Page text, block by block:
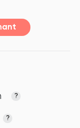
?
?